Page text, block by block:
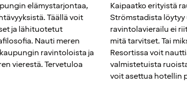
elämystarjontaa,
Täällä voit
ja lähituotetut
Nauti meren
ravintoloista ja
vierestä. Tervetuloa
Kaipaatko erityistä
Strömstadista
ravintolavierailu ei
mitä tarvitset. Tai
Resortissa voit
valmistetuista
voit asettua hotellin